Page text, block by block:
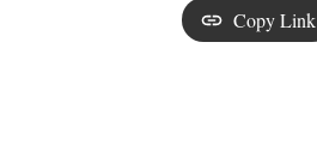
Copy Link